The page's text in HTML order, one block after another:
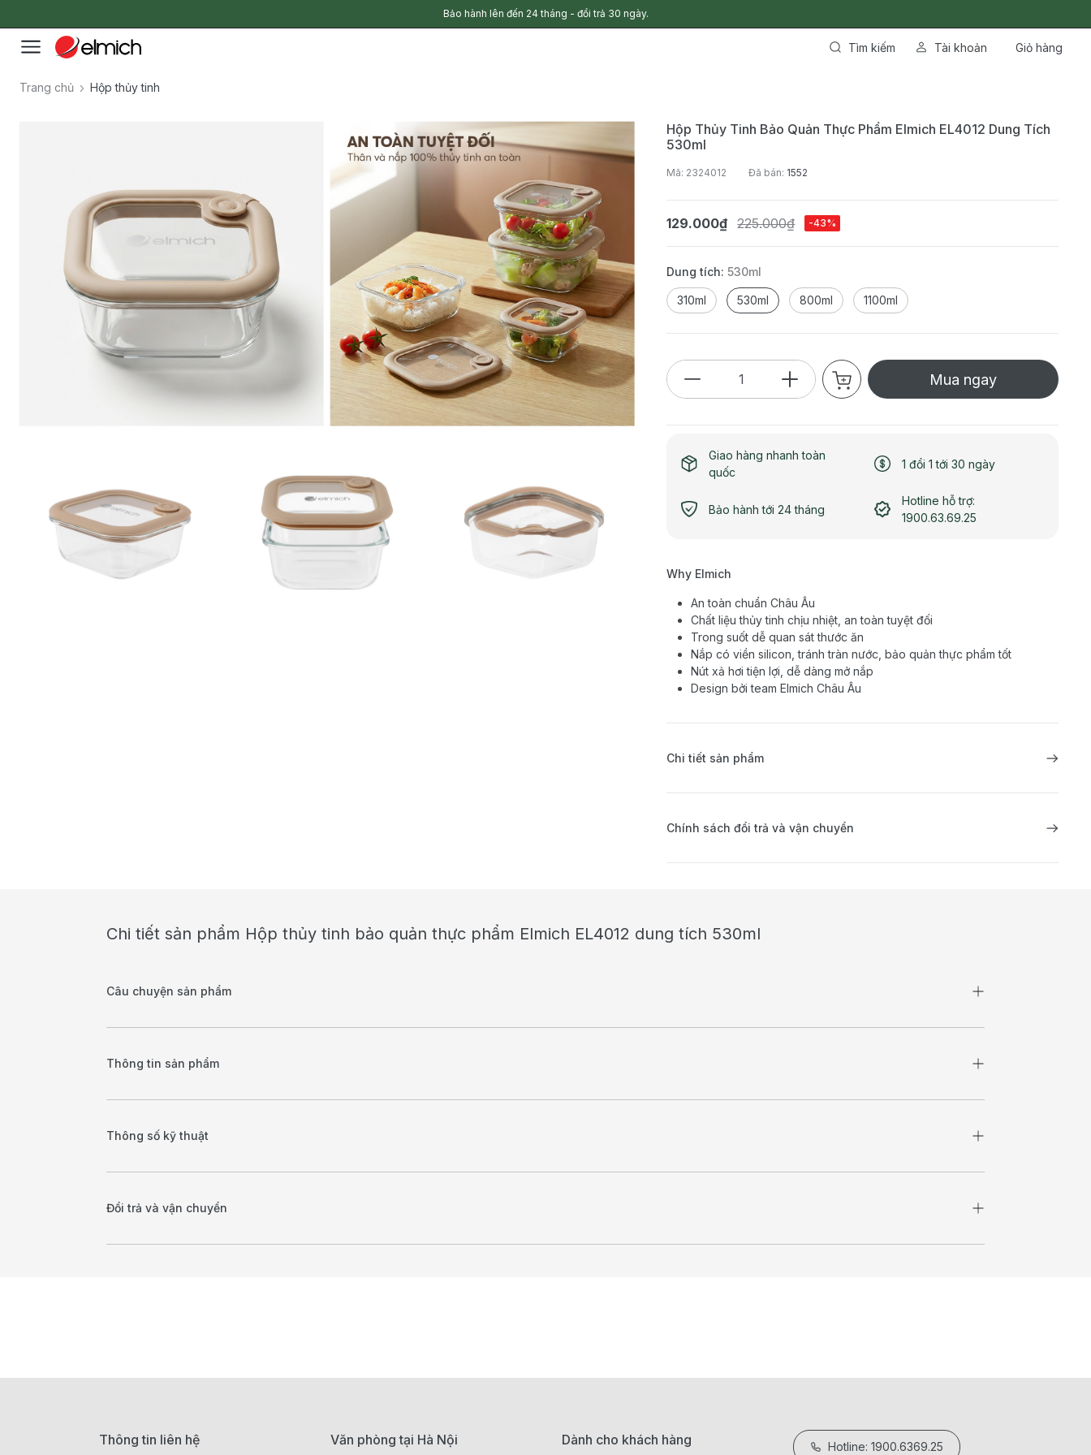
Bảo hành lên đến 24 tháng - đổi trả 30 ngày.
Tìm kiếm Tài khoản Giỏ hàng
Trang chủ Hộp thủy tinh
Hộp Thủy Tinh Bảo Quản Thực Phẩm Elmich EL4012 Dung Tích
530ml
Mã: 2324012 Đã bán: 1552
129.000₫ 225.000₫ -43%
Dung tích:530ml
310ml 530ml 800ml 1100ml
Mua ngay
Giao hàng nhanh toàn
quốc
1 đổi 1 tới 30 ngày
Bảo hành tới 24 tháng
Hotline hỗ trợ:
1900.63.69.25
Why Elmich
An toàn chuẩn Châu Âu
Chất liệu thủy tinh chịu nhiệt, an toàn tuyệt đối
Trong suốt dễ quan sát thước ăn
Nắp có viền silicon, tránh tràn nước, bảo quản thực phẩm tốt
Nút xả hơi tiện lợi, dễ dàng mở nắp
Design bởi team Elmich Châu Âu
Chi tiết sản phẩm
Chính sách đổi trả và vận chuyển
Chi tiết sản phẩm Hộp thủy tinh bảo quản thực phẩm Elmich EL4012 dung tích 530ml
Câu chuyện sản phẩm
Thông tin sản phẩm
Thông số kỹ thuật
Đổi trả và vận chuyển
Thông tin liên hệ Văn phòng tại Hà Nội Dành cho khách hàng Hotline: 1900.6369.25